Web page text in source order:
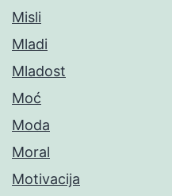
Misli
Mladi
Mladost
Moć
Moda
Moral
Motivacija